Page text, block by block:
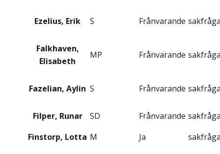
Ezelius, Erik S Frånvarande
Falkhaven,
Elisabeth
MP Frånvarande
Fazelian, Aylin S Frånvarande
Filper, Runar SD Frånvarande
Finstorp, Lotta M Ja